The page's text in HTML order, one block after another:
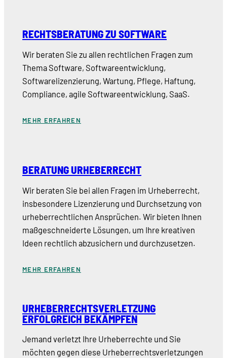
RECHTSBERATUNG ZU SOFTWARE
Wir beraten Sie zu allen rechtlichen Fragen zum
Thema Software, Softwareentwicklung,
Softwarelizenzierung, Wartung, Pflege, Haftung,
Compliance, agile Softwareentwicklung, SaaS.
MEHR ERFAHREN
BERATUNG URHEBERRECHT
Wir beraten Sie bei allen Fragen im Urheberrecht,
insbesondere Lizenzierung und Durchsetzung von
urheberrechtlichen Ansprüchen. Wir bieten Ihnen
maßgeschneiderte Lösungen, um Ihre kreativen
Ideen rechtlich abzusichern und durchzusetzen.
MEHR ERFAHREN
URHEBERRECHTSVERLETZUNG
ERFOLGREICH BEKÄMPFEN
Jemand verletzt Ihre Urheberrechte und Sie
möchten gegen diese Urheberrechtsverletzungen